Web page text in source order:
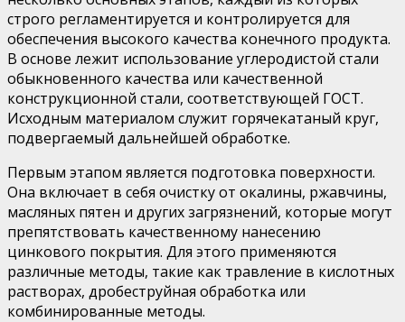
строго регламентируется и контролируется для
обеспечения высокого качества конечного продукта.
В основе лежит использование углеродистой стали
обыкновенного качества или качественной
конструкционной стали, соответствующей ГОСТ.
Исходным материалом служит горячекатаный круг,
подвергаемый дальнейшей обработке.
Первым этапом является подготовка поверхности.
Она включает в себя очистку от окалины, ржавчины,
масляных пятен и других загрязнений, которые могут
препятствовать качественному нанесению
цинкового покрытия. Для этого применяются
различные методы, такие как травление в кислотных
растворах, дробеструйная обработка или
комбинированные методы.